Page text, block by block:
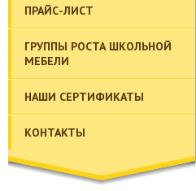
ПРАЙС-ЛИСТ
ГРУППЫ РОСТА ШКОЛЬНОЙ
МЕБЕЛИ
НАШИ СЕРТИФИКАТЫ
КОНТАКТЫ